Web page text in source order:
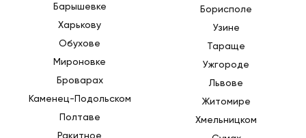
Барышевке
Харькову
Обухове
Мироновке
Броварах
Каменец-Подольском
Полтаве
Ракитное
Борисполе
Узине
Тараще
Ужгороде
Львове
Житомире
Хмельницком